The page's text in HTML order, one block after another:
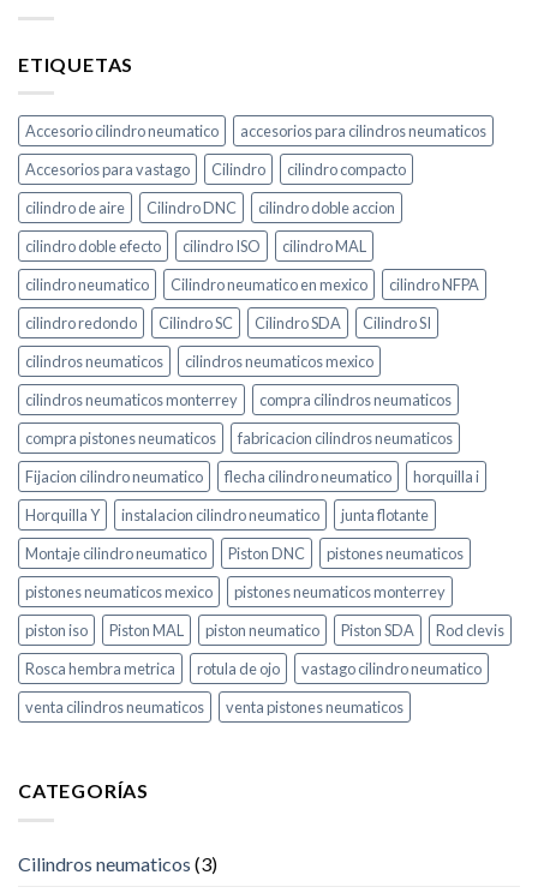
ETIQUETAS
Accesorio cilindro neumatico
accesorios para cilindros neumaticos
Accesorios para vastago
Cilindro
cilindro compacto
cilindro de aire
Cilindro DNC
cilindro doble accion
cilindro doble efecto
cilindro ISO
cilindro MAL
cilindro neumatico
Cilindro neumatico en mexico
cilindro NFPA
cilindro redondo
Cilindro SC Cilindro SDA
Cilindro SI
cilindros neumaticos
cilindros neumaticos mexico
cilindros neumaticos monterrey
compra cilindros neumaticos
compra pistones neumaticos
fabricacion cilindros neumaticos
Fijacion cilindro neumatico
flecha cilindro neumatico
horquilla i
Horquilla Y
instalacion cilindro neumatico
junta flotante
Montaje cilindro neumatico
Piston DNC
pistones neumaticos
pistones neumaticos mexico
pistones neumaticos monterrey
piston iso
Piston MAL piston neumatico Piston SDA
Rod clevis
Rosca hembra metrica
rotula de ojo
vastago cilindro neumatico
venta cilindros neumaticos
venta pistones neumaticos
CATEGORÍAS
Cilindros neumaticos (3)